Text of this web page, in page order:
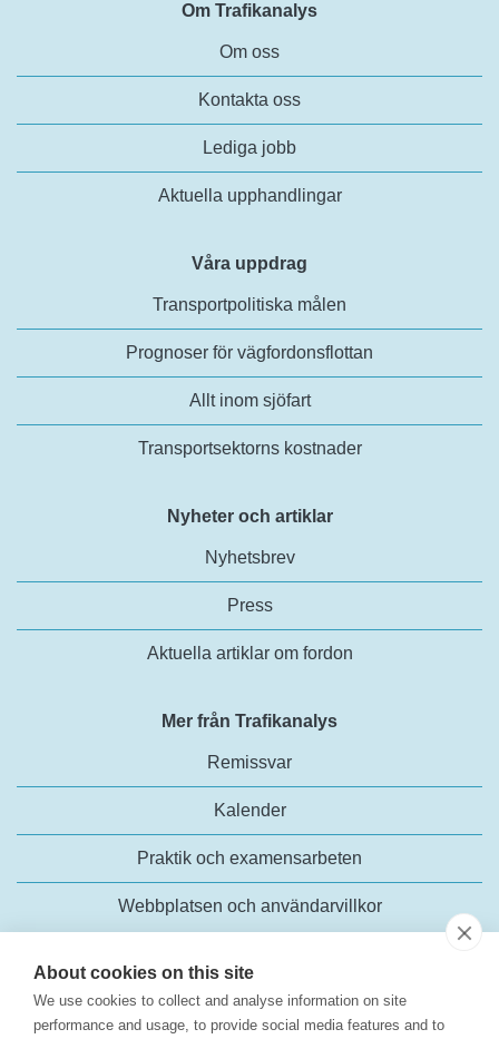
About cookies on this site
We use cookies to collect and analyse information on site
performance and usage, to provide social media features and to
Om Trafikanalys
Om oss
Kontakta oss
Lediga jobb
Aktuella upphandlingar
Våra uppdrag
Transportpolitiska målen
Prognoser för vägfordonsflottan
Allt inom sjöfart
Transportsektorns kostnader
Nyheter och artiklar
Nyhetsbrev
Press
Aktuella artiklar om fordon
Mer från Trafikanalys
Remissvar
Kalender
Praktik och examensarbeten
Webbplatsen och användarvillkor